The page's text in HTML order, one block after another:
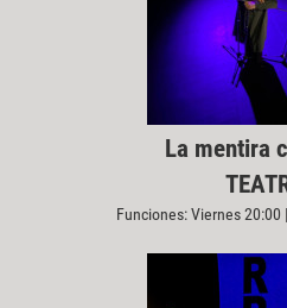
La mentira
Funciones: Viernes 20:00